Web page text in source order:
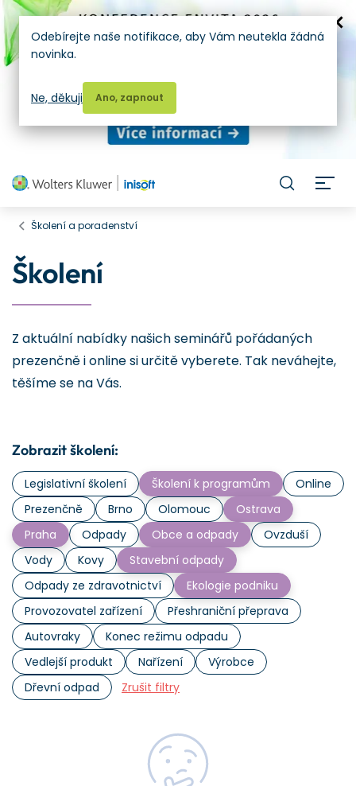
Školení a poradenství
Školení
Z aktuální nabídky našich seminářů pořádaných
prezenčně i online si určitě vyberete. Tak neváhejte,
těšíme se na Vás.
Zobrazit školení:
Legislativní školení Školení k programům
Online
Prezenčně
Brno Olomouc
Ostrava
Praha
Odpady Obce a odpady
Ovzduší
Vody
Kovy
Stavební odpady
Odpady ze zdravotnictví
Ekologie podniku
Provozovatel zařízení
Přeshraniční přeprava
Autovraky
Konec režimu odpadu
Vedlejší produkt
Nařízení
Výrobce
Dřevní odpad
Zrušit filtry
Odebírejte naše notifikace, aby Vám neutekla žádná
novinka.
Ano, zapnout
Ne, děkuji